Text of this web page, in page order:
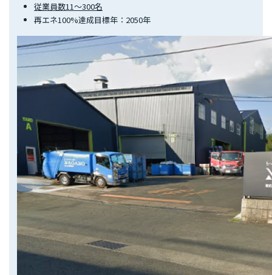
従業員数11～300名
再エネ100%達成目標年：2050年